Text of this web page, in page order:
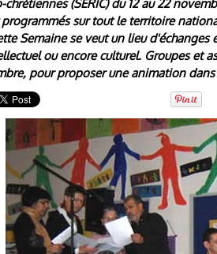
(SERIC) du 12 au 22
sur tout le territoire
Semaine se veut un lieu
ou encore culturel. Groupes et
pour proposer une animation